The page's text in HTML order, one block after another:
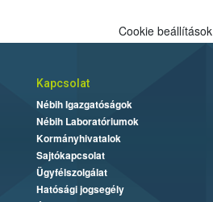
Cookie beállítások
Kapcsolat
Nébih Igazgatóságok
Nébih Laboratóriumok
Kormányhivatalok
Sajtókapcsolat
Ügyfélszolgálat
Hatósági jogsegély